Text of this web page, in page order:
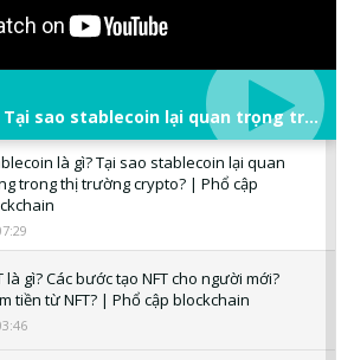
Stablecoin là gì? Tại sao stablecoin lại quan trọng trong thị trường crypto? | Phổ cập Blockchain
là gì? Tại sao stablecoin lại quan
trong thị trường crypto? | Phổ cập
là gì? Các bước tạo NFT cho người mới?
tiền từ NFT? | Phổ cập blockchain